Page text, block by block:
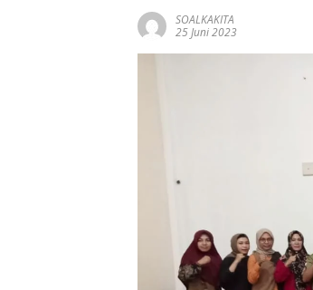
SOALKAKITA
25 Juni 2023